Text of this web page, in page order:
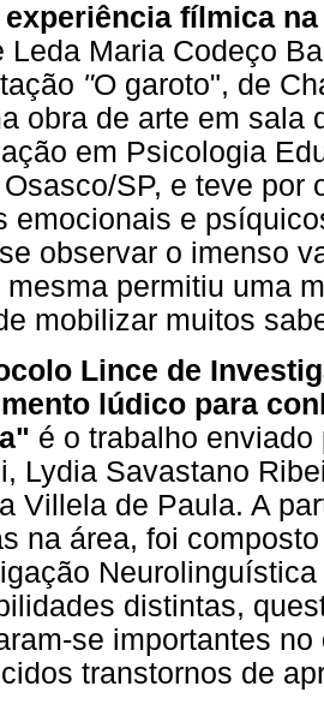
experiência fílmica
Leda Maria Codeço
"O garoto", de
obra de arte em sala
em Psicologia
Osasco/SP, e teve
emocionais e
observar o imenso
mesma permitiu uma
mobilizar muitos
Lince de
lúdico para
é o trabalho
Lydia Savastano
Villela de Paula. A
na área, foi
distintas,
se importantes
transtornos de